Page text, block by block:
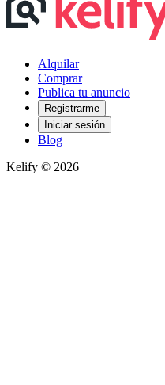
Alquilar
Comprar
Publica tu anuncio
Registrarme
Iniciar sesión
Blog
Kelify © 2026